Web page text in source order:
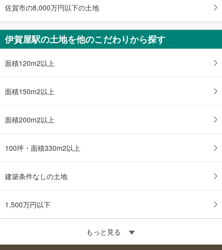
佐賀市の8,000万円以下の土地
伊賀屋駅の土地を他のこだわりから探す
面積120m2以上
面積150m2以上
面積200m2以上
100坪・面積330m2以上
建築条件なしの土地
1,500万円以下
もっと見る